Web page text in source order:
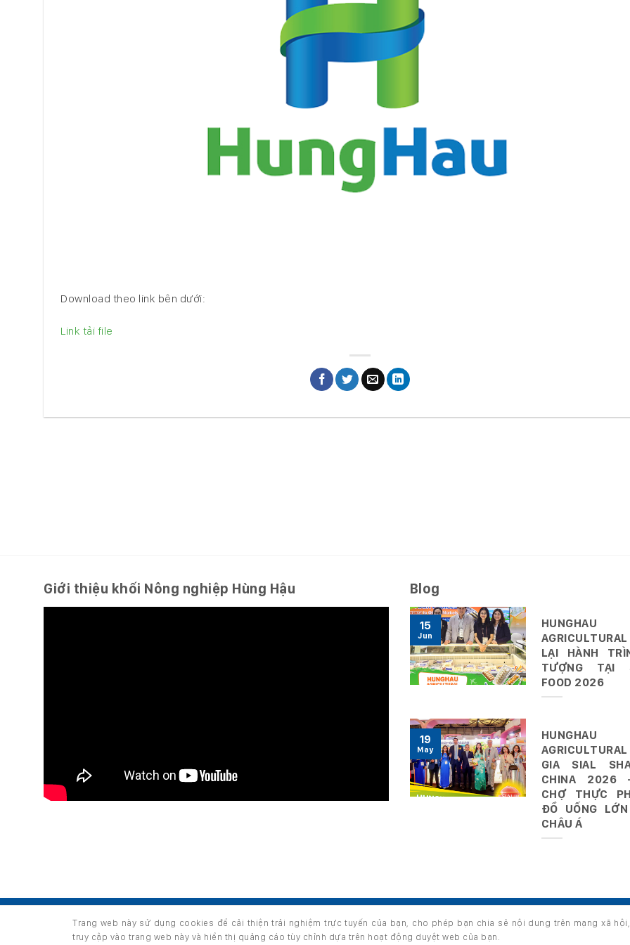
Download theo link bên dưới:
Link tải file
Giới thiệu khối Nông nghiệp Hùng Hậu Blog
HUNGHAU
LẠI HÀNH
TƯỢNG TẠI
FOOD 2026
15
Jun
HUNGHAU
GIA SIAL
CHINA 2026
CHỢ THỰC
ĐỒ UỐNG
CHÂU Á
19
May
GIỚI THIỆU
Copyright 2026 ©thuộc HUNGHAU HOLDINGS. All rights reserved.
Trang web này sử dụng cookies để cải thiện trải nghiệm trực tuyến của bạn, cho phép bạn chia sẻ nội dung trên mạng xã
truy cập vào trang web này và hiển thị quảng cáo tùy chỉnh dựa trên hoạt động duyệt web của bạn.